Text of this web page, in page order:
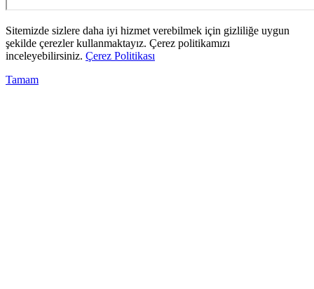
Sitemizde sizlere daha iyi hizmet verebilmek için gizliliğe uygun
şekilde çerezler kullanmaktayız. Çerez politikamızı
inceleyebilirsiniz. Çerez Politikası
Tamam